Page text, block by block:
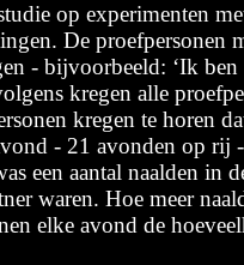
op experimenten
De proefpersonen
- bijvoorbeeld: ‘Ik
kregen alle
kregen te horen
- 21 avonden op rij
een aantal naalden in
waren. Hoe meer
elke avond de